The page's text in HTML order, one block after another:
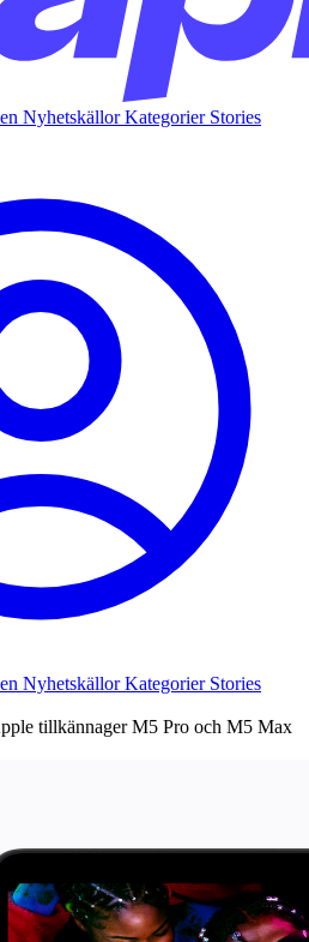
NyhetskällorKategorier Stories
NyhetskällorKategorier Stories
tillkännager M5 Pro och M5 Max